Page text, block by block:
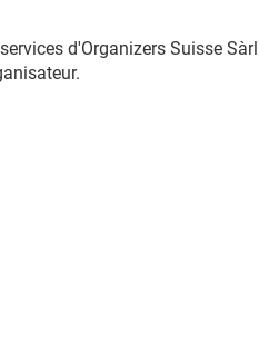
d'Organizers Suisse